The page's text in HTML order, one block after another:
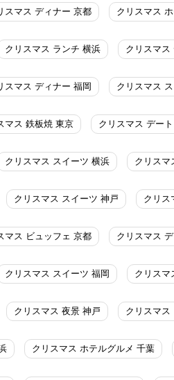
スマス ディナー 京都 クリスマス
クリスマス ランチ 横浜 クリスマス
スマス ディナー 福岡 クリスマス
マス 鉄板焼 東京 クリスマス デー
クリスマス スイーツ 横浜 クリスマ
クリスマス スイーツ 神戸 クリス
マス ビュッフェ 京都 クリスマス
クリスマス スイーツ 福岡 クリスマ
クリスマス 夜景 神戸 クリスマス
クリスマス ホテルグルメ 千葉